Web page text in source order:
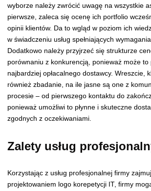
wyborze należy zwrócić uwagę na wszystkie
pierwsze, zaleca się ocenę ich portfolio
opinii klientów. Da to wgląd w poziom ich
w świadczeniu usług spełniających
Dodatkowo należy przyjrzeć się strukturze
porównaniu z konkurencją, ponieważ może
najbardziej opłacalnego dostawcy. Wreszcie,
również zbadanie, na ile jasne są one z
procesie – od pierwszego kontaktu do
ponieważ umożliwi to płynne i skuteczne
zgodnych z oczekiwaniami.
Zalety usług
Korzystając z usług profesjonalnej firmy
projektowaniem logo korepetycji IT, firmy